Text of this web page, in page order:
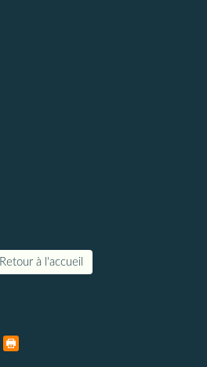
Retour à l'accueil